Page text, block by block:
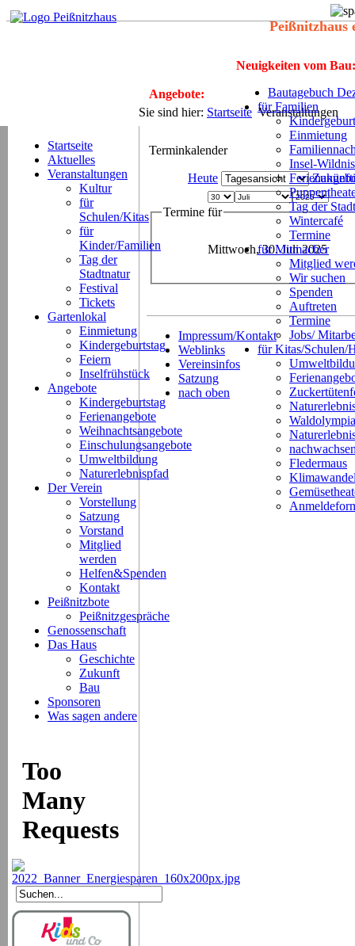
Peißnitzhaus
Neuigkeiten vom Bau:
Bautagebuch
für Familien
Einmietung
Insel-
Tag der
Wintercafé
Termine
für Mitmacher
Mitglied
Wir suchen
Spenden
Auftreten
Termine
Jobs/
für Kitas/Schulen/
Fledermaus
Angebote:
Sie sind hier: Startseite Veranstaltungen
Startseite
Aktuelles
Veranstaltungen
Kultur
für
Schulen/Kitas
für
Kinder/Familien
Tag der
Stadtnatur
Festival
Tickets
Gartenlokal
Einmietung
Kindergeburtstag
Feiern
Inselfrühstück
Angebote
Kindergeburtstag
Ferienangebote
Weihnachtsangebote
Einschulungsangebote
Umweltbildung
Naturerlebnispfad
Der Verein
Vorstellung
Satzung
Vorstand
Mitglied
werden
Helfen&Spenden
Kontakt
Peißnitzbote
Peißnitzgespräche
Genossenschaft
Das Haus
Geschichte
Zukunft
Bau
Sponsoren
Was sagen andere
Terminkalender
Heute
Termine für
Mittwoch, 30. Juli 2025
Impressum/Kontakt
Weblinks
Vereinsinfos
Satzung
nach oben